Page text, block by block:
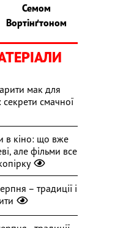
Семом
Вортінґтоном
мак для
секрети смачної
в кіно: що вже
але фільми все
– традиції і